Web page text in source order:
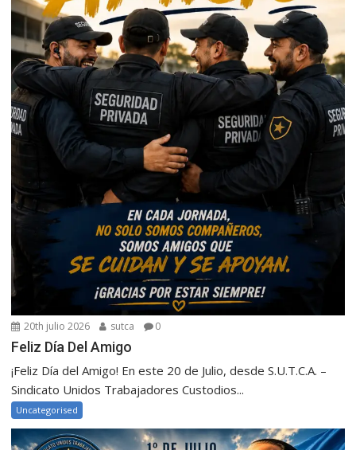
20th julio 2026 sutca 0
Feliz Día Del Amigo
¡Feliz Día del Amigo! En este 20 de Julio, desde S.U.T.C.A. –
Sindicato Unidos Trabajadores Custodios...
Uncategorised